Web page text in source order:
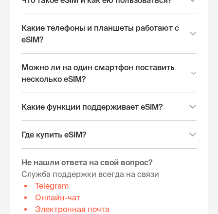
Какие телефоны и планшеты работают с
eSIM?
Можно ли на один смартфон поставить
несколько eSIM?
Какие функции поддерживает eSIM?
Где купить eSIM?
Не нашли ответа на свой вопрос?
Служба поддержки всегда на связи
Telegram
Онлайн-чат
Электронная почта